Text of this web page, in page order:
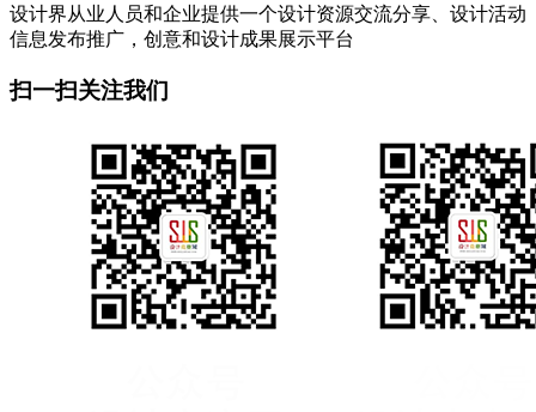
设计界从业人员和企业提供一个设计资源交流分享、设计活动
信息发布推广，创意和设计成果展示平台
扫一扫关注我们